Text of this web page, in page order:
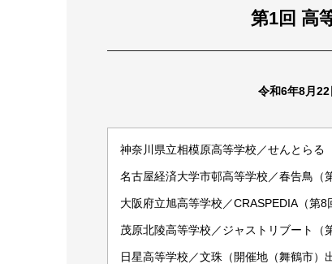
第1回 高
令和6年8月
神奈川県立相模原高等学校／せんとらる
名古屋経済大学市邨高等学校／春告鳥（
大阪府立旭高等学校／CRASPEDIA（第8
茂原北陵高等学校／ジャストリブート（
日星高等学校／文珠（開催地（舞鶴市）